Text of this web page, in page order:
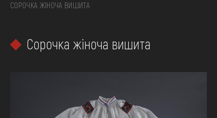
ВИСТАВКИ ТА ПОДІЇ
ВІДВІДАТИ
СОРОЧКА ЖІНОЧА ВИШИТА
Сорочка жіноча вишита